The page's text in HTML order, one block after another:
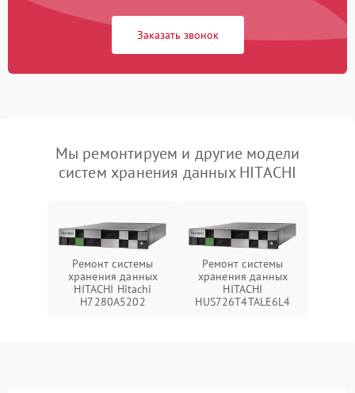
Заказать звонок
Мы ремонтируем и другие модели
систем хранения данных HITACHI
Ремонт системы
хранения данных
HITACHI Hitachi
H7280A5202
Ремонт системы
хранения данных
HITACHI
HUS726T4TALE6L4